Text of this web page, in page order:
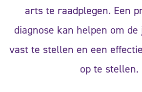
arts te raadplegen. Een
diagnose kan helpen om
vast te stellen en een
op te stellen.